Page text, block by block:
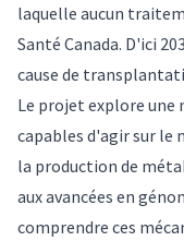
laquelle aucun
Santé Canada. D'ici
cause de
Le projet explore une
capables d'agir sur
la production de
aux avancées en
comprendre ces